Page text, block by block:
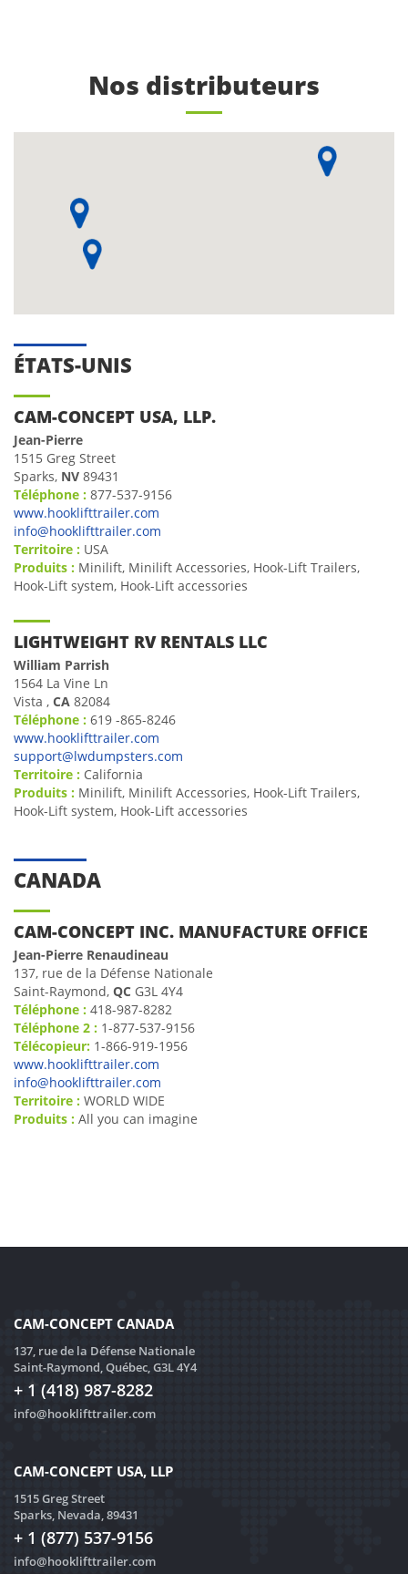
Nos distributeurs
ÉTATS-UNIS
CAM-CONCEPT USA, LLP.
Jean-Pierre
1515 Greg Street
Sparks, NV 89431
Téléphone : 877-537-9156
www.hooklifttrailer.com
info@hooklifttrailer.com
Territoire : USA
Produits : Minilift, Minilift Accessories, Hook-Lift Trailers,
Hook-Lift system, Hook-Lift accessories
LIGHTWEIGHT RV RENTALS LLC
William Parrish
1564 La Vine Ln
Vista , CA 82084
Téléphone : 619 -865-8246
www.hooklifttrailer.com
support@lwdumpsters.com
Territoire : California
Produits : Minilift, Minilift Accessories, Hook-Lift Trailers,
Hook-Lift system, Hook-Lift accessories
CANADA
CAM-CONCEPT INC. MANUFACTURE OFFICE
Jean-Pierre Renaudineau
137, rue de la Défense Nationale
Saint-Raymond, QC G3L 4Y4
Téléphone : 418-987-8282
Téléphone 2 : 1-877-537-9156
Télécopieur: 1-866-919-1956
www.hooklifttrailer.com
info@hooklifttrailer.com
Territoire : WORLD WIDE
Produits : All you can imagine
CAM-CONCEPT CANADA
137, rue de la Défense Nationale
Saint-Raymond, Québec, G3L 4Y4
+ 1 (418) 987-8282
info@hooklifttrailer.com
CAM-CONCEPT USA, LLP
1515 Greg Street
Sparks, Nevada, 89431
+ 1 (877) 537-9156
info@hooklifttrailer.com